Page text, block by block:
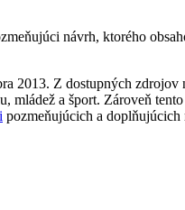
návrh, ktorého
2013. Z dostupných
mládež a šport. Zároveň
pozmeňujúcich a